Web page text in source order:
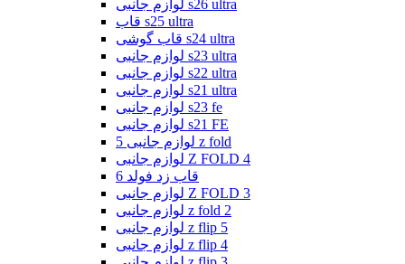
لوازم جانبی s26 ultra
قاب s25 ultra
قاب گوشی s24 ultra
لوازم جانبی s23 ultra
لوازم جانبی s22 ultra
لوازم جانبی s21 ultra
لوازم جانبی s23 fe
لوازم جانبی s21 FE
لوازم جانبی 5 z fold
لوازم جانبی Z FOLD 4
قاب زد فولد 6
لوازم جانبی Z FOLD 3
لوازم جانبی z fold 2
لوازم جانبی z flip 5
لوازم جانبی z flip 4